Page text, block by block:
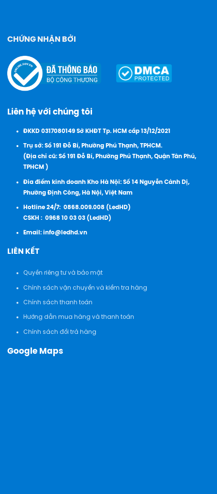
CHỨNG NHẬN BỞI
Liên hệ với chúng tôi
ĐKKD 0317080149 Sở KHĐT Tp. HCM cấp 13/12/2021
Trụ sở: Số 191 Đỗ Bí, Phường Phú Thạnh, TPHCM.
(Địa chỉ cũ: Số 191 Đỗ Bí, Phường Phú Thạnh, Quận Tân Phú,
TPHCM )
Đia điểm kinh doanh Kho Hà Nội: Số 14 Nguyễn Cảnh Dị,
Phường Định Công, Hà Nội, Việt Nam
Hotline 24/7: 0868.009.008 (LedHD)
CSKH : 0968 10 03 03 (LedHD)
Email:info@ledhd.vn
LIÊN KẾT
Quyền riêng tư và bảo mật
Chính sách vận chuyển và kiểm tra hàng
Chính sách thanh toán
Hướng dẫn mua hàng và thanh toán
Chính sách đổi trả hàng
Google Maps